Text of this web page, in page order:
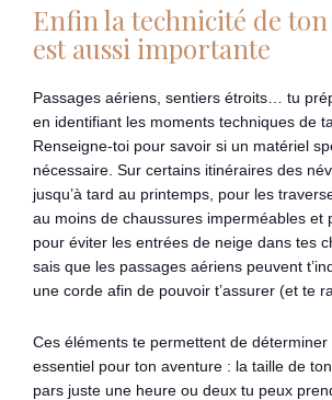
Enfin la technicité de
est aussi importante
Passages aériens, sentiers étroits… tu
en identifiant les moments techniques de
Renseigne-toi pour savoir si un matériel
nécessaire. Sur certains itinéraires des
jusqu’à tard au printemps, pour les
au moins de chaussures imperméables et
pour éviter les entrées de neige dans tes
sais que les passages aériens peuvent
une corde afin de pouvoir t’assurer (et te
Ces éléments te permettent de
essentiel pour ton aventure : la taille de
pars juste une heure ou deux tu peux